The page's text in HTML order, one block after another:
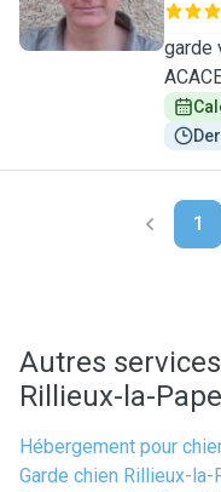
garde
1
Autres
Rillieux-la-Pape
Hébergement pour
Garde chien Rillieux-la-